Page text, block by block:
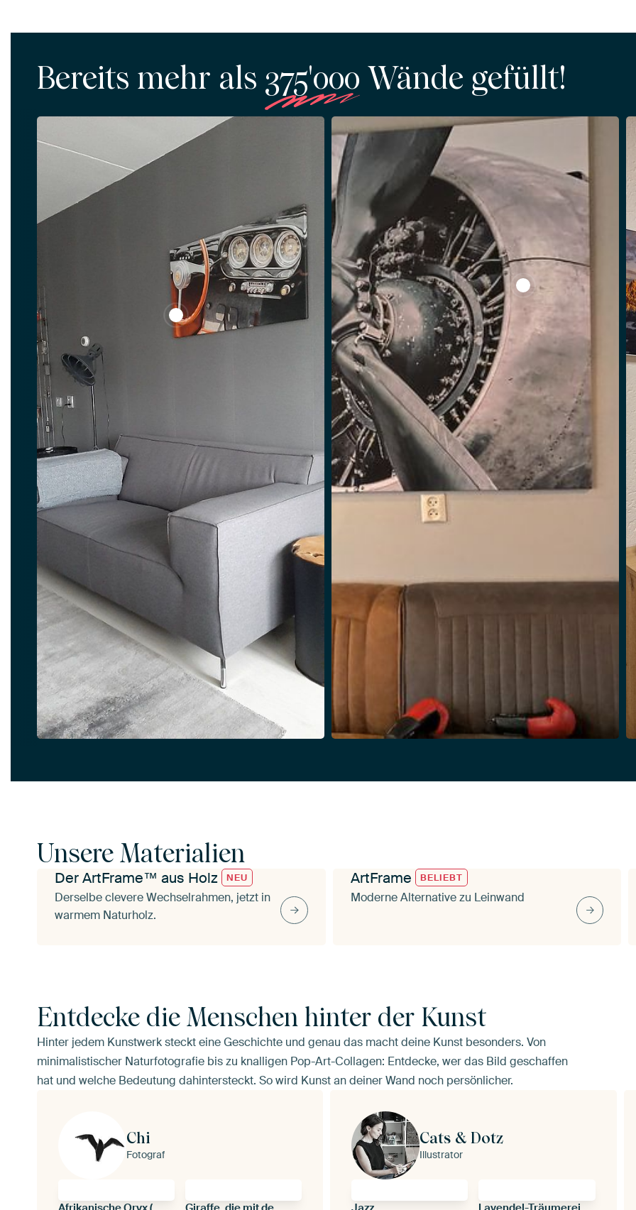
Bereits mehr als 375'000 Wände gefüllt!
View Dashboard auf einem 1955 Alfa Romeo 1900 C Cabrio von Touring von Sjoerd van
View Vintage
Unsere Materialien
Der ArtFrame™ aus Holz NEU
Derselbe clevere Wechselrahmen, jetzt in
warmem Naturholz.
ArtFrame BELIEBT
Moderne Alternative zu Leinwand
Entdecke die Menschen hinter der Kunst
Hinter jedem Kunstwerk steckt eine Geschichte und genau das macht deine Kunst besonders. Von
minimalistischer Naturfotografie bis zu knalligen Pop-Art-Collagen: Entdecke, wer das Bild geschaffen
hat und welche Bedeutung dahintersteckt. So wird Kunst an deiner Wand noch persönlicher.
Chi
Fotograf
Cats & Dotz
Illustrator